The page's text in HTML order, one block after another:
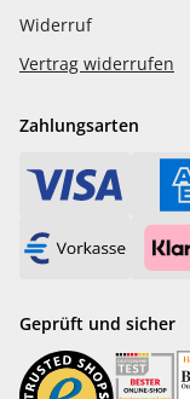
Widerruf
Vertrag widerrufen
Zahlungsarten
Geprüft und sicher